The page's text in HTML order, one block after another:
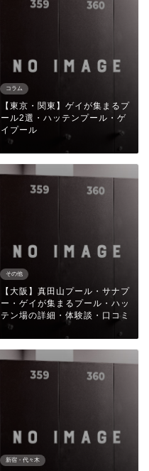
コラム
【東京・関東】ゲイが集まるプ
ール2選・ハッテンプール・ゲ
イプール
その他
【大阪】真田山プール・サナプ
ー・ゲイが集まるプール・ハッ
テン場の詳細・体験談・口コミ
新宿・代々木